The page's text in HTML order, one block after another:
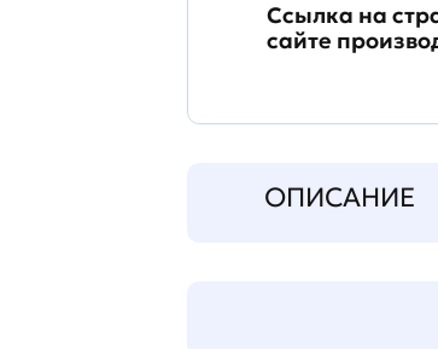
Ссылка на
сайте
ОПИСАНИЕ